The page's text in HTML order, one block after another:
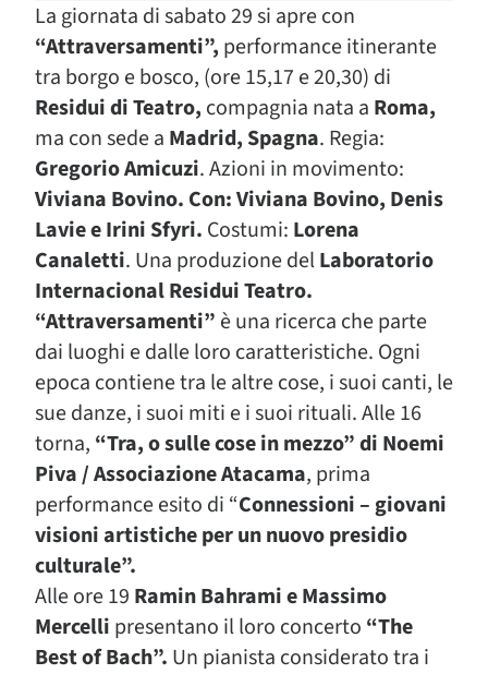
La giornata di sabato 29 si apre con
“Attraversamenti”, performance itinerante
tra borgo e bosco, (ore 15,17 e 20,30) di
Residui di Teatro, compagnia nata a Roma,
ma con sede a Madrid, Spagna. Regia:
Gregorio Amicuzi. Azioni in movimento:
Viviana Bovino. Con: Viviana Bovino, Denis
Lavie e Irini Sfyri. Costumi: Lorena
Canaletti. Una produzione delLaboratorio
Internacional Residui Teatro.
“Attraversamenti” è una ricerca che parte
dai luoghi e dalle loro caratteristiche. Ogni
epoca contiene tra le altre cose, i suoi canti, le
sue danze, i suoi miti e i suoi rituali. Alle 16
torna, “Tra, o sulle cose in mezzo” di Noemi
Piva / Associazione Atacama, prima
performance esito di “Connessioni – giovani
visioni artistiche per un nuovo presidio
culturale”.
Alle ore 19 Ramin Bahrami e Massimo
Mercelli presentano il loro concerto “The
Best of Bach”. Un pianista considerato tra i